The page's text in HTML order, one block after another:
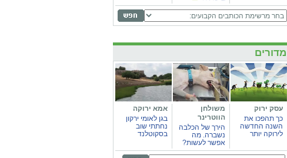
מדורים
עסק ירוק
כך תהפכו את
השנה החדשה
לירוקה יותר
משולחן
הווטרינר
הירך של הכלבה
נשברה. מה
אפשר לעשות?
אמא ירוקה
בגן לאומי ירקון
נחתתי שוב
בסקוטלנד